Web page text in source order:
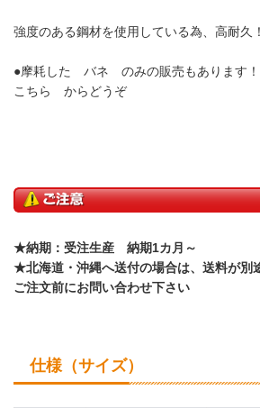
強度のある鋼材を使用している為、高耐久
●摩耗した バネ のみの販売もあります！
こちら
からどうぞ
★納期：受注生産 納期1カ月～
★北海道・沖縄へ送付の場合は、送料が別
ご注文前にお問い合わせ下さい
仕様（サイズ）